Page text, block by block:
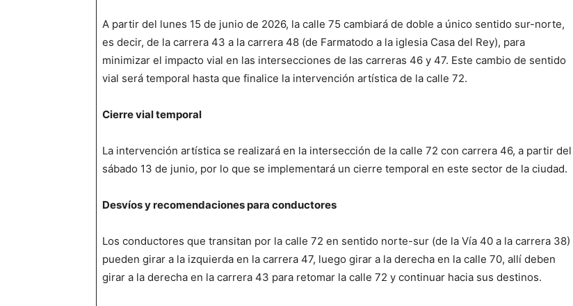
A partir del lunes 15 de junio de 2026, la calle 75 cambiará de doble a único sentido sur-norte,
es decir, de la carrera 43 a la carrera 48 (de Farmatodo a la iglesia Casa del Rey), para
minimizar el impacto vial en las intersecciones de las carreras 46 y 47. Este cambio de sentido
vial será temporal hasta que finalice la intervención artística de la calle 72.
Cierre vial temporal
La intervención artística se realizará en la intersección de la calle 72 con carrera 46, a partir del
sábado 13 de junio, por lo que se implementará un cierre temporal en este sector de la ciudad.
Desvíos y recomendaciones para conductores
Los conductores que transitan por la calle 72 en sentido norte-sur (de la Vía 40 a la carrera 38)
pueden girar a la izquierda en la carrera 47, luego girar a la derecha en la calle 70, allí deben
girar a la derecha en la carrera 43 para retomar la calle 72 y continuar hacia sus destinos.